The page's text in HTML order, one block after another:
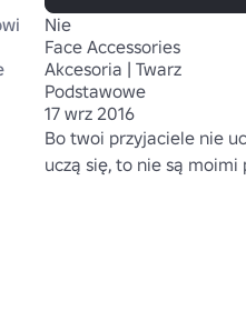
Nie
Face Accessories
Akcesoria | Twarz
Podstawowe
17 wrz 2016
Bo twoi przyjaciele nie
uczą się, to nie są moimi